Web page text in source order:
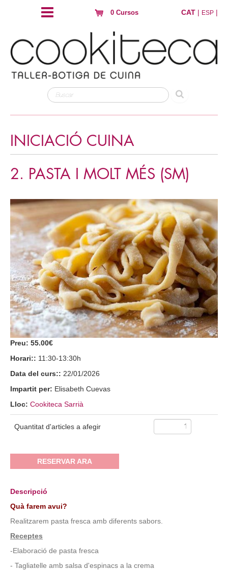
0 Cursos CAT | ESP |
INICIACIÓ CUINA
2. PASTA I MOLT MÉS (SM)
Preu: 55.00€
Horari:: 11:30-13:30h
Data del curs:: 22/01/2026
Impartit per: Elisabeth Cuevas
Lloc: Cookiteca Sarrià
Quantitat d'articles a afegir
RESERVAR ARA
Descripció
Quà farem avui?
Realitzarem pasta fresca amb diferents sabors.
Receptes
-Elaboració de pasta fresca
- Tagliatelle amb salsa d'espinacs a la crema